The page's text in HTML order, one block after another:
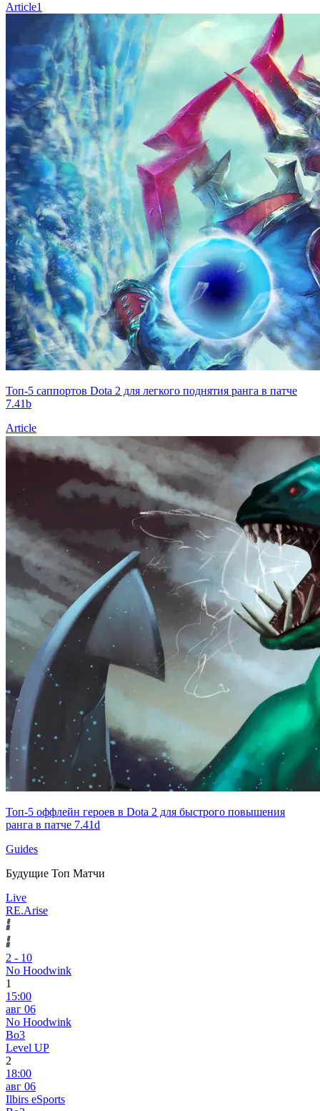
Article1
Топ-5 саппортов Dota 2 для легкого поднятия ранга в патче
7.41b
Article
Топ-5 оффлейн героев в Dota 2 для быстрого повышения
ранга в патче 7.41d
Guides
Будущие Топ Матчи
Live
RE.Arise
2 - 10
No Hoodwink
1
15:00
авг 06
No Hoodwink
Bo3
Level UP
2
18:00
авг 06
Ilbirs eSports